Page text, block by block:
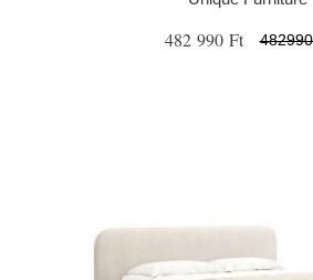
482 990 Ft